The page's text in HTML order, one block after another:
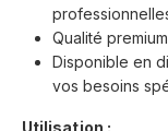
Qualité
Disponible en
vos besoins
Utilisation :